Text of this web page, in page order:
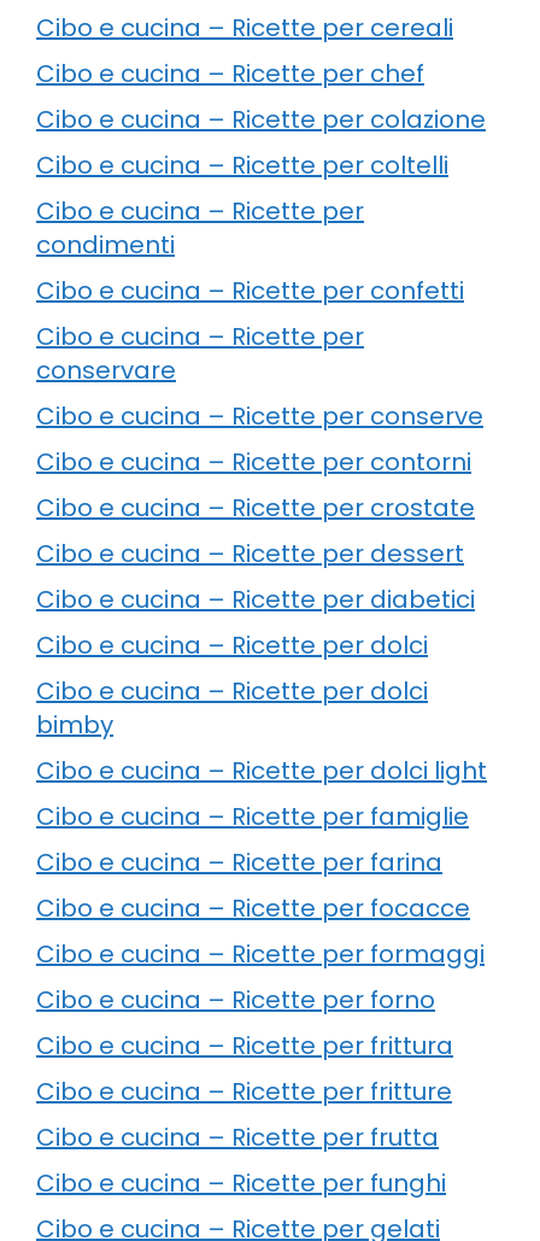
Cibo e cucina – Ricette per cereali
Cibo e cucina – Ricette per chef
Cibo e cucina – Ricette per colazione
Cibo e cucina – Ricette per coltelli
Cibo e cucina – Ricette per
condimenti
Cibo e cucina – Ricette per confetti
Cibo e cucina – Ricette per
conservare
Cibo e cucina – Ricette per conserve
Cibo e cucina – Ricette per contorni
Cibo e cucina – Ricette per crostate
Cibo e cucina – Ricette per dessert
Cibo e cucina – Ricette per diabetici
Cibo e cucina – Ricette per dolci
Cibo e cucina – Ricette per dolci
bimby
Cibo e cucina – Ricette per dolci light
Cibo e cucina – Ricette per famiglie
Cibo e cucina – Ricette per farina
Cibo e cucina – Ricette per focacce
Cibo e cucina – Ricette per formaggi
Cibo e cucina – Ricette per forno
Cibo e cucina – Ricette per frittura
Cibo e cucina – Ricette per fritture
Cibo e cucina – Ricette per frutta
Cibo e cucina – Ricette per funghi
Cibo e cucina – Ricette per gelati